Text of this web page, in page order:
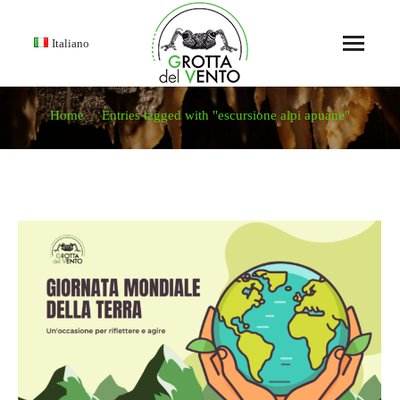
Italiano
You are here:
Home Entries tagged with "escursione alpi apuane"